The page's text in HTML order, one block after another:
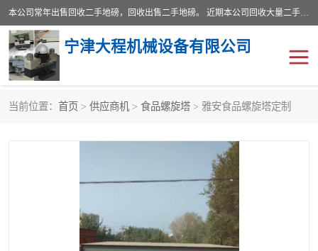
本公司常年出售回收二手地磅，回收出售二手地磅。 近期本公司回收大量二手地磅，型号齐全，宽度从2米到3.5米，长度5米到25米，承重吨位从10到200吨，成色7—9成新。 ? 使用年限6个月至2年，产品来源于个人闲置品，工矿企业停用品，因小换大而来。 精准度和新的一样， 二手地磅是内行人的选择，打个电话就省钱朋友您好等什么
宁津大程机械设备有限公司
当前位置： 首页 > 供应商机 > 食品螺旋塔 > 雅安食品螺旋塔定制
废纸打包机
食品烘干机
装载机电子秤 输送机